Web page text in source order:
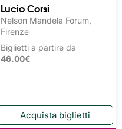
Lucio Corsi
Nelson Mandela Forum,
Firenze
Biglietti a partire da
46.00€